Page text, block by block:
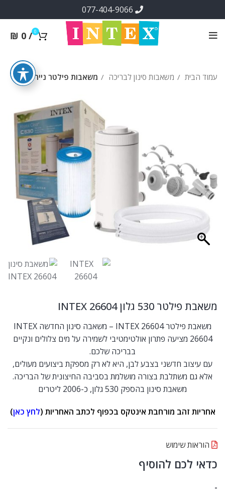
0
/
₪ 0
עמוד הבית משאבות סינון לבריכה משאבות פילטר נייר
משאבת פילטר 530 גלון INTEX 26604
משאבת פילטר INTEX 26604 – משאבה סינון החדשה INTEX
26604 מציעה פתרון אולטימטיבי לשמירה על מים צלולים ונקיים
בבריכה שלכם.
עם עיצוב חדשני בצבע לבן, היא לא רק מספקת ביצועים מעולים,
אלא גם משתלבת בצורה מושלמת בסביבה החיצונית של הבריכה.
משאבת סינון בהספק 530 גלון, כ-2006 ליטרים
אחריות זהב מורחבת אינטקס בכפוף לכתב האחריות (לחץ כאן)
הוראות שימוש
כדאי לכם להוסיף
-